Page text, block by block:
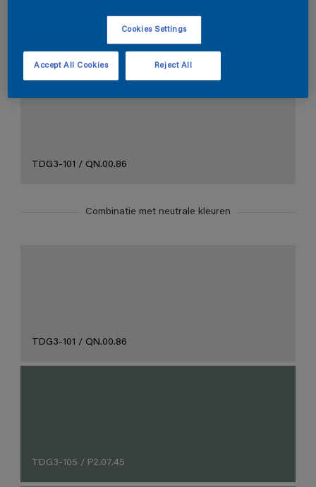
De Perfecte Witte
TDG3-101 / QN.00.86
Combinatie met neutrale kleuren
TDG3-101 / QN.00.86
TDG3-105 / P2.07.45
Cookies Settings
Reject All
Accept All Cookies